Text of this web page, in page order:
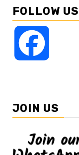
FOLLOW US
JOIN US